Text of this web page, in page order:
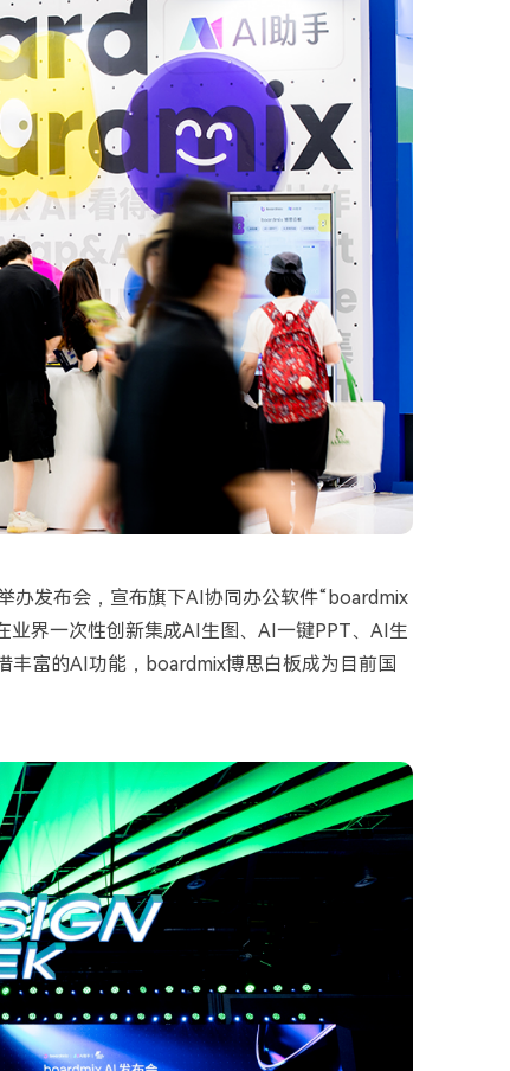
办发布会，宣布旗下AI协同办公软件“boardmix
业界一次性创新集成AI生图、 AI一键PPT、 AI生
丰富的AI功能， boardmix博思白板成为目前国